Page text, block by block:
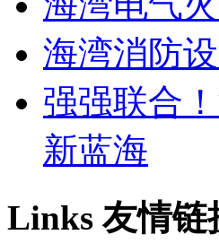
海湾消防
强强联合
新蓝海
Links友情链